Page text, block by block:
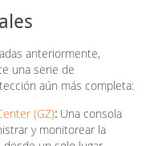
anteriormente,
una serie de
aún más completa:
(GZ): Una consola
y monitorear la